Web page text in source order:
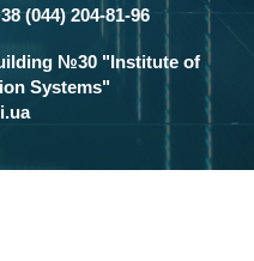
(044) 204-81-96
№30 "Institute of
Systems"